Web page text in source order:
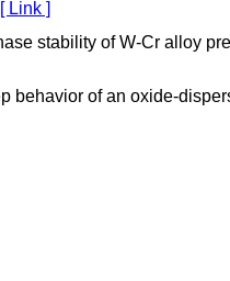
[ Link ]
stability of W-Cr alloy
behavior of an oxide-